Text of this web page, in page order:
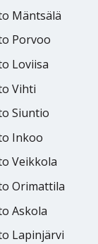
Mäntsälä
Porvoo
Loviisa
Vihti
Siuntio
Inkoo
Veikkola
Orimattila
Askola
Lapinjärvi